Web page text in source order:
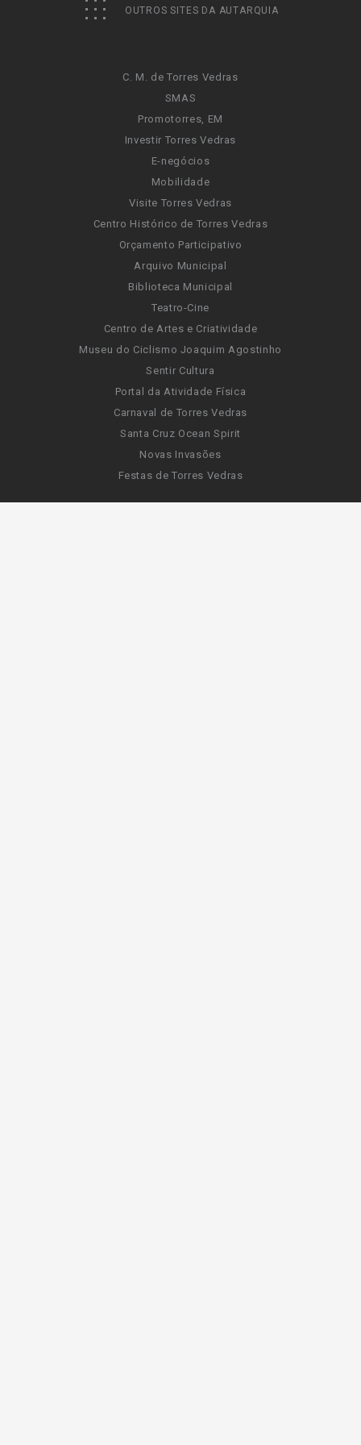
OUTROS SITES DA AUTARQUIA
C. M. de Torres Vedras
SMAS
Promotorres, EM
Investir Torres Vedras
E-negócios
Mobilidade
Visite Torres Vedras
Centro Histórico de Torres Vedras
Orçamento Participativo
Arquivo Municipal
Biblioteca Municipal
Teatro-Cine
Centro de Artes e Criatividade
Museu do Ciclismo Joaquim Agostinho
Sentir Cultura
Portal da Atividade Física
Carnaval de Torres Vedras
Santa Cruz Ocean Spirit
Novas Invasões
Festas de Torres Vedras